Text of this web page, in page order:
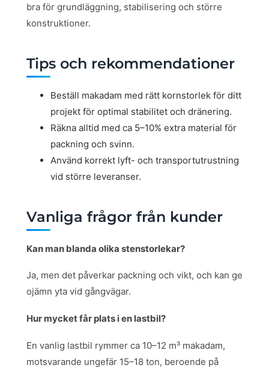
bra för grundläggning, stabilisering och större
konstruktioner.
Tips och rekommendationer
Beställ makadam med rätt kornstorlek för ditt
projekt för optimal stabilitet och dränering.
Räkna alltid med ca 5–10% extra material för
packning och svinn.
Använd korrekt lyft- och transportutrustning
vid större leveranser.
Vanliga frågor från kunder
Kan man blanda olika stenstorlekar?
Ja, men det påverkar packning och vikt, och kan ge
ojämn yta vid gångvägar.
Hur mycket får plats i en lastbil?
En vanlig lastbil rymmer ca 10–12 m³ makadam,
motsvarande ungefär 15–18 ton, beroende på